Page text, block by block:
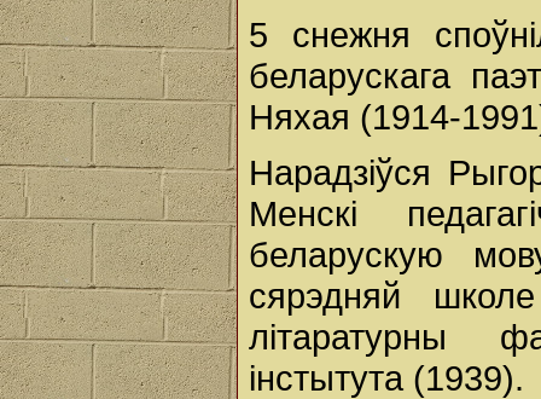
5 снежня
беларускага
Няхая (1914-
Нарадзіўся
Менскі
беларускую
сярэдняй
літаратурны
інстытута (1939).